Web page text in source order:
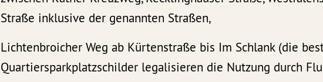
Straße inklusive der genannten Straßen,
Lichtenbroicher Weg ab Kürtenstraße bis Im Schlank (die
Quartiersparkplatzschilder legalisieren die Nutzung durch